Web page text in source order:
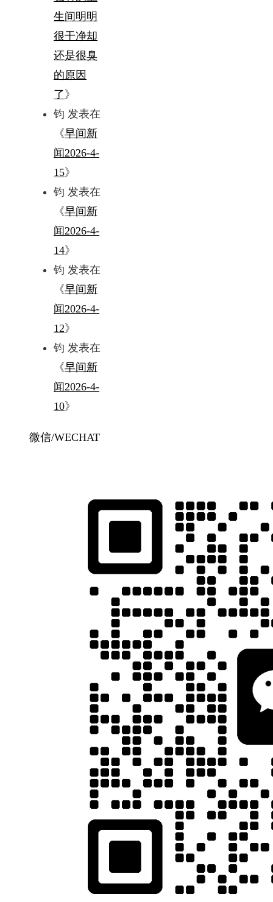
生间明明
很干净却
还是很臭
的原因
了 》
钧 发表在
《早间新
闻2026-4-
15》
钧 发表在
《早间新
闻2026-4-
14》
钧 发表在
《早间新
闻2026-4-
12》
钧 发表在
《早间新
闻2026-4-
10》
微信/WECHAT